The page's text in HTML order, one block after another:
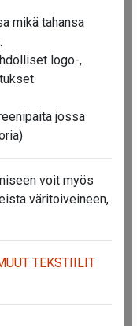
mikä tahansa
logo-,
jossa
voit myös
väritoiveineen,
TEKSTIILIT